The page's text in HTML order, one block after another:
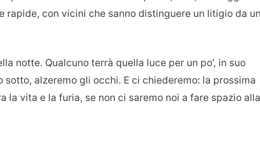
rapide, con vicini che sanno distinguere un litigio da
notte. Qualcuno terrà quella luce per un po’, in suo
sotto, alzeremo gli occhi. E ci chiederemo: la prossima
la vita e la furia, se non ci saremo noi a fare spazio alla